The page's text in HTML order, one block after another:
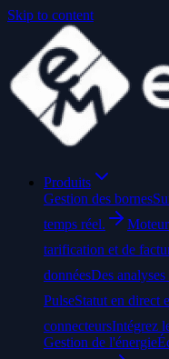
Skip to content
Produits
Gestion des bornes
temps réel.
tarification et de
donnéesDes
PulseStatut en direct
connecteursIntégrez
Gestion de l'énergie